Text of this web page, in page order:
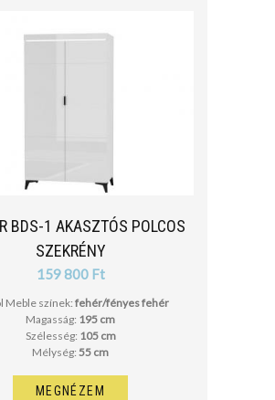
BDS-1 AKASZTÓS POLCOS
SZEKRÉNY
159 800 Ft
Meble színek: fehér/fényes fehér
Magasság: 195 cm
Szélesség: 105 cm
Mélység: 55 cm
MEGNÉZEM